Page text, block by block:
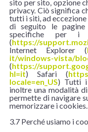
sito per sito, opzione
privacy. Ciò significa
tutti i siti, ad
di seguito le
specifiche per i
(https://
Internet Explorer (
it/windows-vista/
(https://
hl=it) Safari (
locale=en_US) Tutti i
inoltre una modalità
permette di navigare
memorizzare i cookies.
3.7 Perché usiamo i